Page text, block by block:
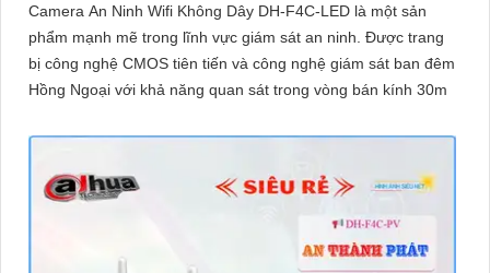
Camera An Ninh Wifi Không Dây DH-F4C-LED là một sản
phẩm mạnh mẽ trong lĩnh vực giám sát an ninh. Được trang
bị công nghệ CMOS tiên tiến và công nghệ giám sát ban đêm
Hồng Ngoại với khả năng quan sát trong vòng bán kính 30m